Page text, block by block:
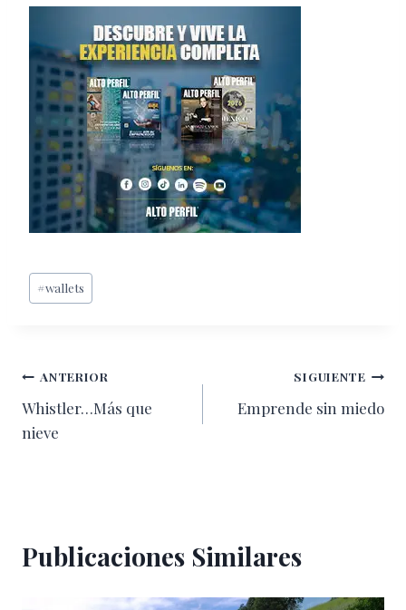
Etiquetas
de
#wallets
Navegación
de
ANTERIOR
Whistler…Más que
nieve
SIGUIENTE
Emprende sin miedo
Publicaciones Similares